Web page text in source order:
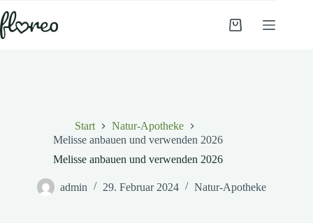
Inhalt
springen
Warenkorb
Start
Natur-Apotheke
Melisse anbauen und verwenden 2026
Melisse anbauen und verwenden 2026
admin 29. Februar 2024 Natur-Apotheke